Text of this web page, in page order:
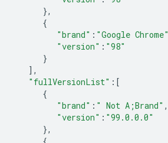
},
{
"brand" : "Google Chrome"
"version" : "98"
}
],
"fullVersionList" : [
{
"brand" : " Not A;Brand" ,
"version" : "99.0.0.0"
},